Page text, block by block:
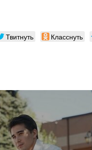
Твитнуть Класснуть